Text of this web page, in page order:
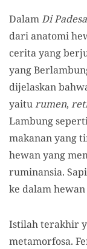
DalamDi
dari anatomi
cerita yang
yang
dijelaskan
yaiturumen,
Lambung
makanan yang
hewan yang
ruminansia.
ke dalam
Istilah terakhir
metamorfosa.